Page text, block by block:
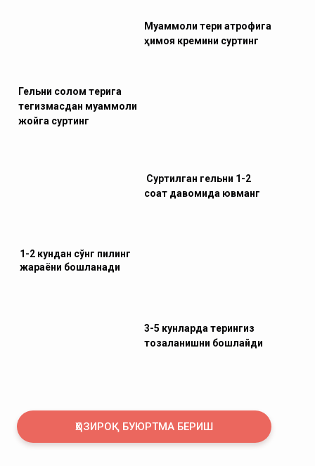
ҲОЗИРОҚ БУЮРТМА БЕРИШ
Суртилган гельни 1-2
соат давомида ювманг
1-2 кундан сўнг пилинг
жараёни бошланади
Гельни соғлом терига
тегизмасдан муаммоли
жойга суртинг
3-5 кунларда терингиз
тозаланишни бошлайди
Муаммоли тери атрофига
ҳимоя кремини суртинг